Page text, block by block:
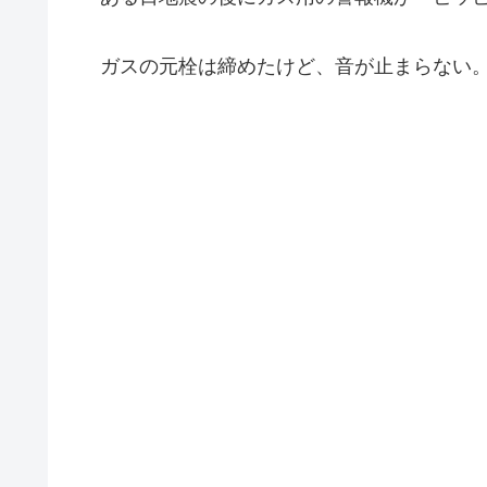
ガスの元栓は締めたけど、音が止まらない